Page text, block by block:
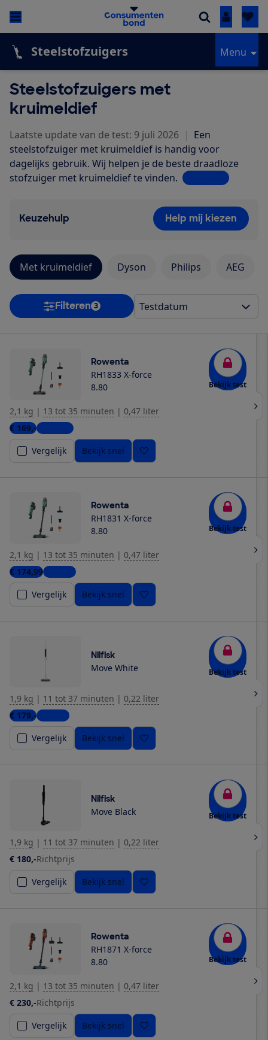
Inloggen
Steelstofzuigers Menu
Steelstofzuigers met
kruimeldief
Laatste update van de test: 9 juli 2026 | Een
steelstofzuiger met kruimeldief is handig voor
dagelijks gebruik. Wij helpen je de beste draadloze
stofzuiger met kruimeldief te vinden. Lees meer
Keuzehulp Help mij kiezen
Met kruimeldief Dyson Philips AEG
Filteren 3
Rowenta
RH1833 X-force
8.80
Bekijk test
2,1 kg | 13 tot 35 minuten | 0,47 liter
€ 169,-2 winkels
Vergelijk
Bekijk snel
Rowenta
RH1831 X-force
8.80
Bekijk test
2,1 kg | 13 tot 35 minuten | 0,47 liter
€ 174,991 winkel
Vergelijk
Bekijk snel
Nilfisk
Move White Bekijk test
1,9 kg | 11 tot 37 minuten | 0,22 liter
€ 179,-1 winkel
Vergelijk
Bekijk snel
Nilfisk
Move Black Bekijk test
1,9 kg | 11 tot 37 minuten | 0,22 liter
€ 180,-Richtprijs
Vergelijk
Bekijk snel
Rowenta
RH1871 X-force
8.80
Bekijk test
2,1 kg | 13 tot 35 minuten | 0,47 liter
€ 230,-Richtprijs
Vergelijk
Bekijk snel